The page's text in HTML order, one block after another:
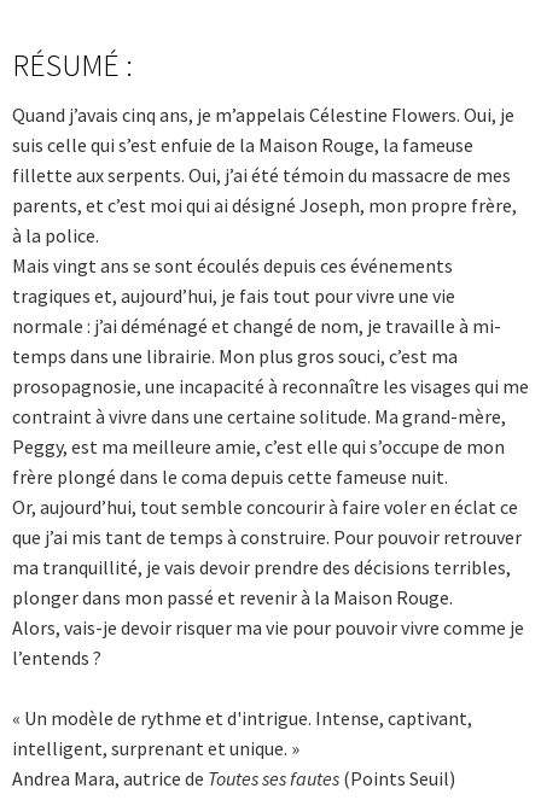
RÉSUMÉ :
Quand j’avais cinq ans, je m’appelais Célestine Flowers. Oui, je
suis celle qui s’est enfuie de la Maison Rouge, la fameuse
fillette aux serpents. Oui, j’ai été témoin du massacre de mes
parents, et c’est moi qui ai désigné Joseph, mon propre frère,
à la police.
Mais vingt ans se sont écoulés depuis ces événements
tragiques et, aujourd’hui, je fais tout pour vivre une vie
normale : j’ai déménagé et changé de nom, je travaille à mi-
temps dans une librairie. Mon plus gros souci, c’est ma
prosopagnosie, une incapacité à reconnaître les visages qui me
contraint à vivre dans une certaine solitude. Ma grand-mère,
Peggy, est ma meilleure amie, c’est elle qui s’occupe de mon
frère plongé dans le coma depuis cette fameuse nuit.
Or, aujourd’hui, tout semble concourir à faire voler en éclat ce
que j’ai mis tant de temps à construire. Pour pouvoir retrouver
ma tranquillité, je vais devoir prendre des décisions terribles,
plonger dans mon passé et revenir à la Maison Rouge.
Alors, vais-je devoir risquer ma vie pour pouvoir vivre comme je
l’entends ?
« Un modèle de rythme et d'intrigue. Intense, captivant,
intelligent, surprenant et unique. »
Andrea Mara, autrice de Toutes ses fautes(Points Seuil)